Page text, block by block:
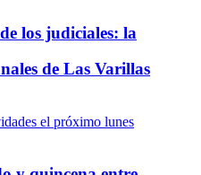
los judiciales: la
de Las Varillas